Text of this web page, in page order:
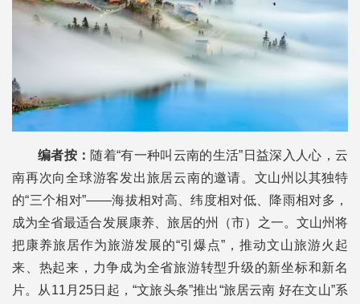
编者按： 随着“有一种叫云南的生活”日益深入人心，云
南再次向全球游客发出旅居云南的邀请。文山州以其独特
的“三个相对”——海拔相对高、纬度相对低、降雨相对多，
成为全省最适合发展康养、旅居的州（市）之一。文山州将
把康养旅居作为旅游发展的“引爆点”，推动文山旅游火起
来、热起来，力争成为全省旅游转型升级的新坐标和新名
片。从11月25日起，“文旅头条”推出“旅居云南 好在文山”系